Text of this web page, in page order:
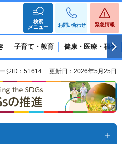
検索
メニュー
お問い合わせ 緊急情報
子育て・教育 健康・医療・福祉
ジID：51614 更新日：2026年5月25日